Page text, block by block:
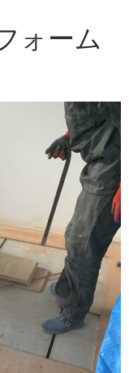
ォーム